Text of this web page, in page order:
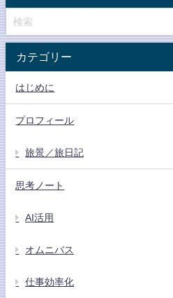
カテゴリー
はじめに
プロフィール
旅景／旅日記
思考ノート
AI活用
オムニバス
仕事効率化